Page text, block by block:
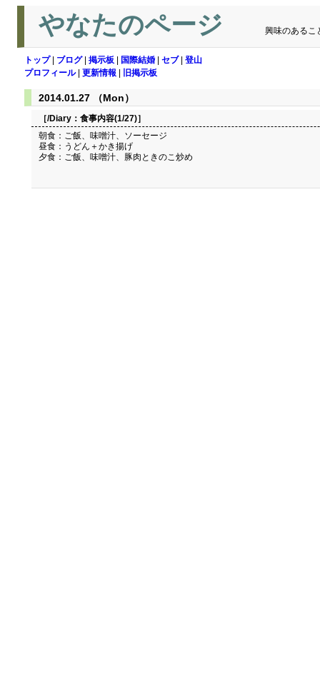
やなたのページ 興味のあるこ
トップ| ブログ| 掲示板 国際結婚 セブ| 登山
プロフィール| 更新情報 旧掲示板
2014.01.27 （Mon）
［/Diary： 食事内容(1/27)］
朝食：ご飯、味噌汁、ソーセージ
昼食：うどん＋かき揚げ
夕食：ご飯、味噌汁、豚肉ときのこ炒め